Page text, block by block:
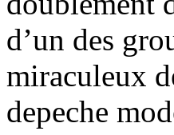
d’un des
miraculeux
depeche